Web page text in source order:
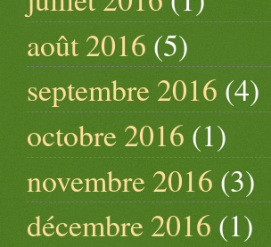
août 2016 (5)
septembre 2016 (4)
octobre 2016 (1)
novembre 2016 (3)
décembre 2016 (1)